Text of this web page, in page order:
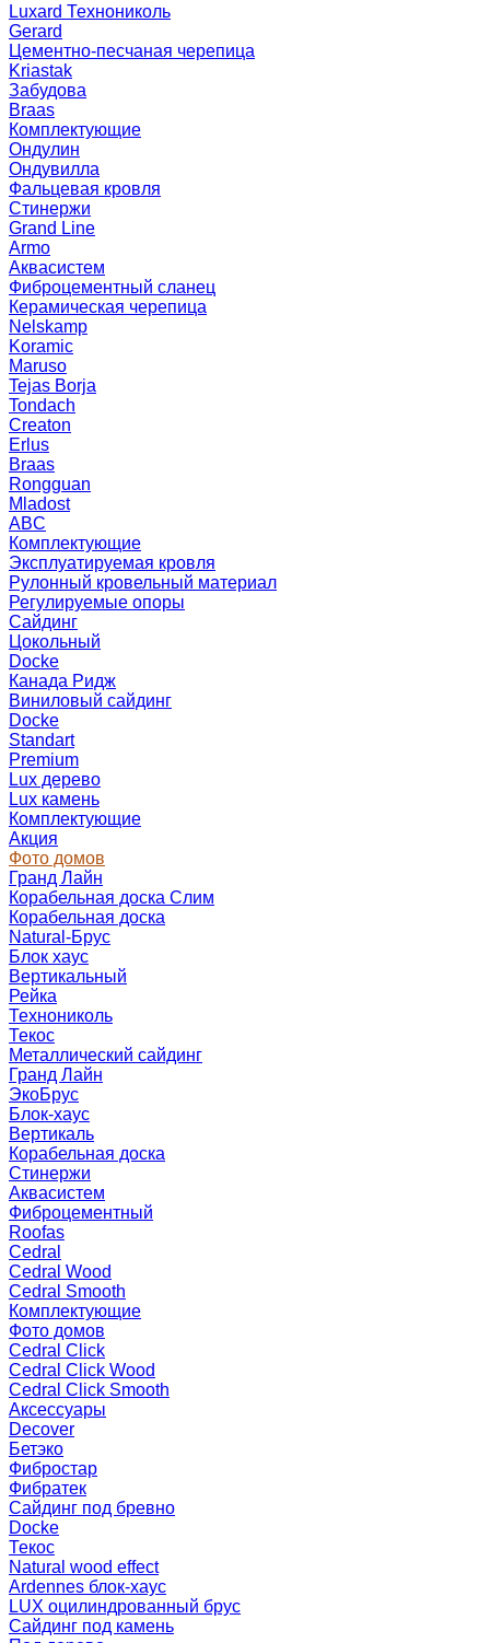
Luxard Технониколь
Gerard
Цементно-песчаная черепица
Kriastak
Забудова
Braas
Комплектующие
Ондулин
Ондувилла
Фальцевая кровля
Стинержи
Grand Line
Armo
Аквасистем
Фиброцементный сланец
Керамическая черепица
Nelskamp
Koramic
Maruso
Tejas Borja
Tondach
Creaton
Erlus
Braas
Rongguan
Mladost
ABC
Комплектующие
Эксплуатируемая кровля
Рулонный кровельный материал
Регулируемые опоры
Сайдинг
Цокольный
Docke
Канада Ридж
Виниловый сайдинг
Docke
Standart
Premium
Lux дерево
Lux камень
Комплектующие
Акция
Фото домов
Гранд Лайн
Корабельная доска Слим
Корабельная доска
Natural-Брус
Блок хаус
Вертикальный
Рейка
Технониколь
Текос
Металлический сайдинг
Гранд Лайн
ЭкоБрус
Блок-хаус
Вертикаль
Корабельная доска
Стинержи
Аквасистем
Фиброцементный
Roofas
Cedral
Cedral Wood
Cedral Smooth
Комплектующие
Фото домов
Cedral Click
Cedral Click Wood
Cedral Click Smooth
Аксессуары
Decover
Бетэко
Фибростар
Фибратек
Сайдинг под бревно
Docke
Текос
Natural wood effect
Ardennes блок-хаус
LUX оцилиндрованный брус
Сайдинг под камень